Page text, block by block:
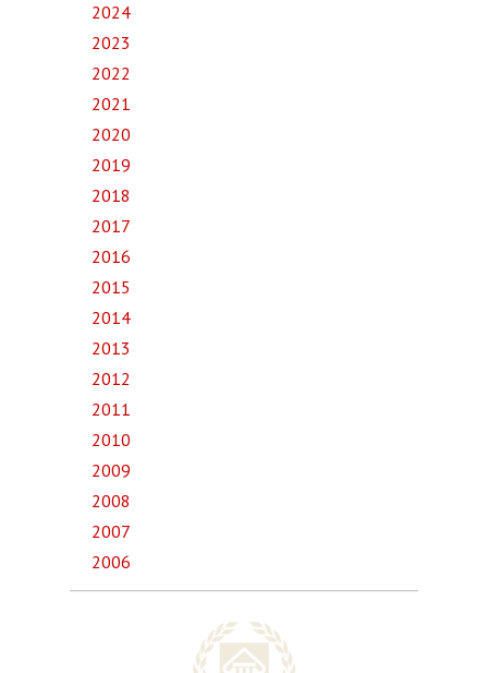
2024
2023
2022
2021
2020
2019
2018
2017
2016
2015
2014
2013
2012
2011
2010
2009
2008
2007
2006